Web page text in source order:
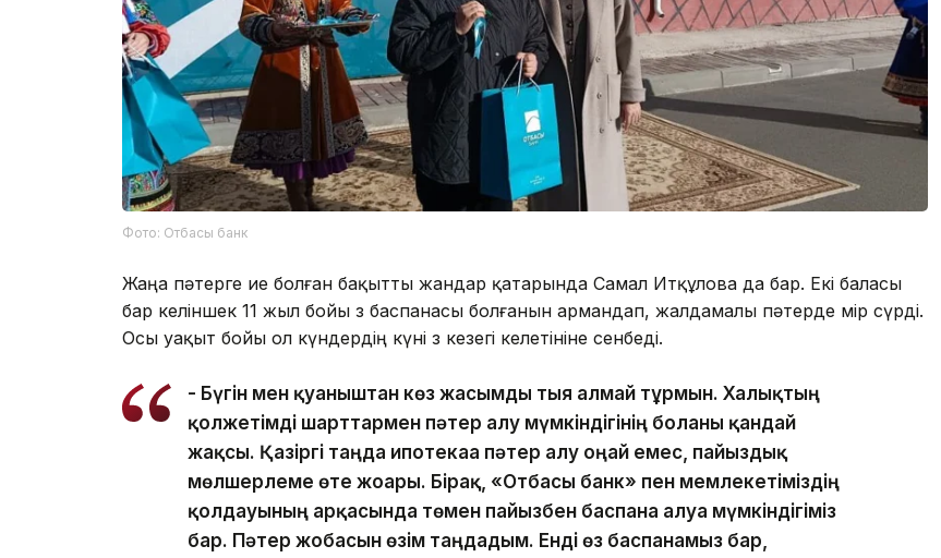
Фото: Отбасы банк
Жаңа пәтерге ие болған бақытты жандар қатарында Самал Итқұлова да бар. Екі баласы
бар келіншек 11 жыл бойы өз баспанасы болғанын армандап, жалдамалы пәтерде өмір сүрді.
Осы уақыт бойы ол күндердің күні өз кезегі келетініне сенбеді.
- Бүгін мен қуаныштан көз жасымды тыя алмай тұрмын. Халықтың
қолжетімді шарттармен пәтер алу мүмкіндігінің болғаны қандай
жақсы. Қазіргі таңда ипотекаға пәтер алу оңай емес, пайыздық
мөлшерлеме өте жоғары. Бірақ, «Отбасы банк» пен мемлекетіміздің
қолдауының арқасында төмен пайызбен баспана алуға мүмкіндігіміз
бар. Пәтер жобасын өзім таңдадым. Енді өз баспанамыз бар,